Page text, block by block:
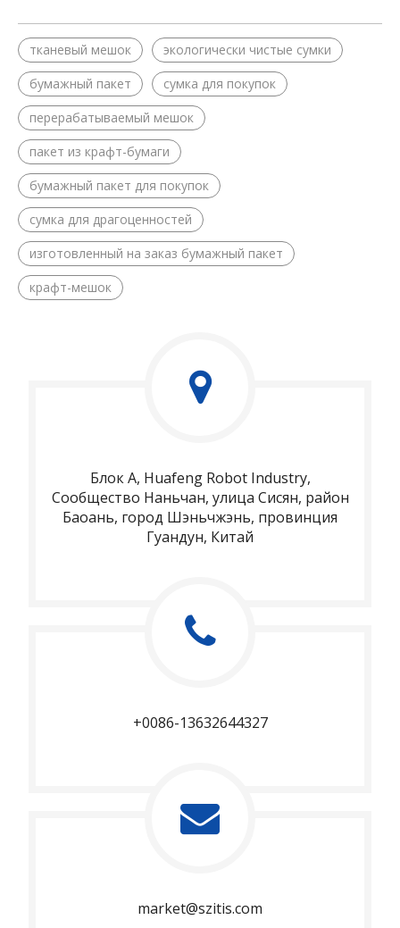
тканевый мешок
экологически чистые сумки
бумажный пакет
сумка для покупок
перерабатываемый мешок
пакет из крафт-бумаги
бумажный пакет для покупок
сумка для драгоценностей
изготовленный на заказ бумажный пакет
крафт-мешок
Блок A, Huafeng Robot Industry,
Сообщество Наньчан, улица Сисян, район
Баоань, город Шэньчжэнь, провинция
Гуандун, Китай
+0086-13632644327
market@szitis.com